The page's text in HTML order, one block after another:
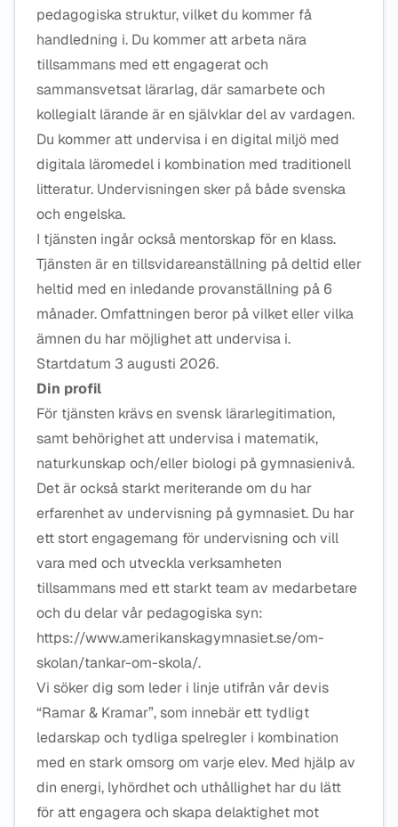
pedagogiska struktur, vilket du kommer få
handledning i. Du kommer att arbeta nära
tillsammans med ett engagerat och
sammansvetsat lärarlag, där samarbete och
kollegialt lärande är en självklar del av vardagen.
Du kommer att undervisa i en digital miljö med
digitala läromedel i kombination med traditionell
litteratur. Undervisningen sker på både svenska
och engelska.
I tjänsten ingår också mentorskap för en klass.
Tjänsten är en tillsvidareanställning på deltid eller
heltid med en inledande provanställning på 6
månader. Omfattningen beror på vilket eller vilka
ämnen du har möjlighet att undervisa i.
Startdatum 3 augusti 2026.
Din profil
För tjänsten krävs en svensk lärarlegitimation,
samt behörighet att undervisa i matematik,
naturkunskap och/eller biologi på gymnasienivå.
Det är också starkt meriterande om du har
erfarenhet av undervisning på gymnasiet. Du har
ett stort engagemang för undervisning och vill
vara med och utveckla verksamheten
tillsammans med ett starkt team av medarbetare
och du delar vår pedagogiska syn:
https://www.amerikanskagymnasiet.se/om-
skolan/tankar-om-skola/.
Vi söker dig som leder i linje utifrån vår devis
“Ramar & Kramar”, som innebär ett tydligt
ledarskap och tydliga spelregler i kombination
med en stark omsorg om varje elev. Med hjälp av
din energi, lyhördhet och uthållighet har du lätt
för att engagera och skapa delaktighet mot